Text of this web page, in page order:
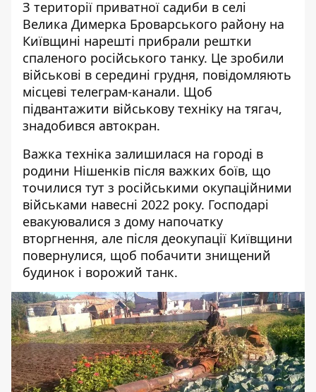
З території приватної садиби в селі
Велика Димерка Броварського району на
Київщині нарешті прибрали рештки
спаленого російського танку. Це зробили
військові в середині грудня, повідомляють
місцеві телеграм-канали. Щоб
підвантажити військову техніку на тягач,
знадобився автокран.
Важка техніка залишилася на городі в
родини Нішенків після важких боїв, що
точилися тут з російськими окупаційними
військами навесні 2022 року. Господарі
евакуювалися з дому напочатку
вторгнення, але після деокупації Київщини
повернулися, щоб побачити знищений
будинок і ворожий танк.